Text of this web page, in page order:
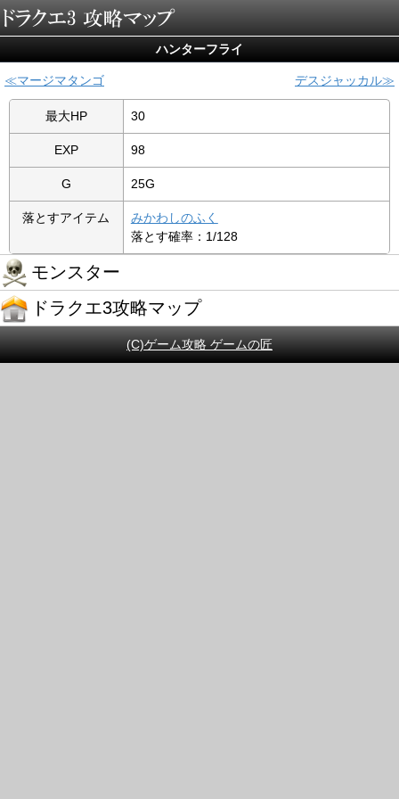
ハンターフライ
マージマタンゴ デスジャッカル
最大HP 30
EXP 98
G 25G
落とすアイテム
みかわしのふく
落とす確率：1/128
モンスター
ドラクエ3攻略マップ
(C)ゲーム攻略 ゲームの匠